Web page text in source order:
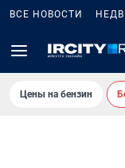
ВСЕ НОВОСТИ
Цены на бензин